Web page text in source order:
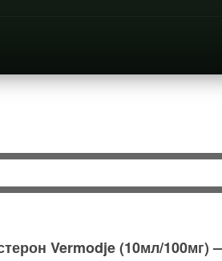
Vermodje (10мл/100мг)